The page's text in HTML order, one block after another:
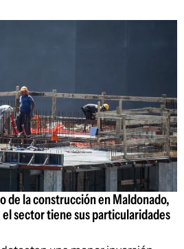
de la construcción en Maldonado,
sector tiene sus particularidades